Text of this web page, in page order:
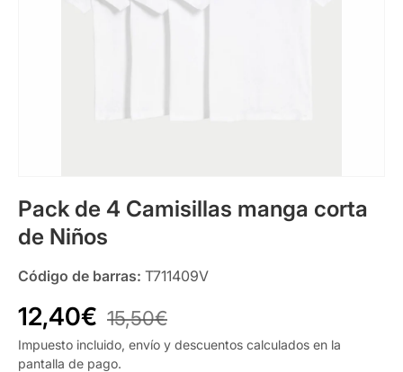
Pack de 4 Camisillas manga corta
de Niños
Código de barras: T711409V
12,40€ 15,50€
Impuesto incluido, envío y descuentos calculados en la
pantalla de pago.